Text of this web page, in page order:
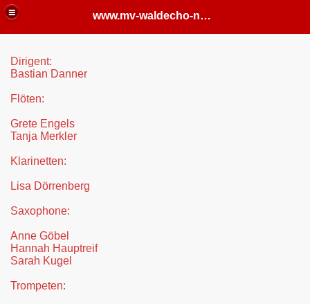
www.mv-waldecho-nachtsheim
Dirigent:
Bastian Danner
Flöten:
Grete Engels
Tanja Merkler
Klarinetten:
Lisa Dörrenberg
Saxophone:
Anne Göbel
Hannah Hauptreif
Sarah Kugel
Trompeten: